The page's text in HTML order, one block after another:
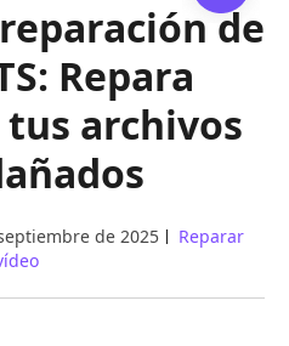
de
Repara
archivos
de 2025
Reparar